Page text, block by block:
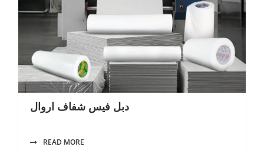
دبل فيس شفاف اروال
READ MORE